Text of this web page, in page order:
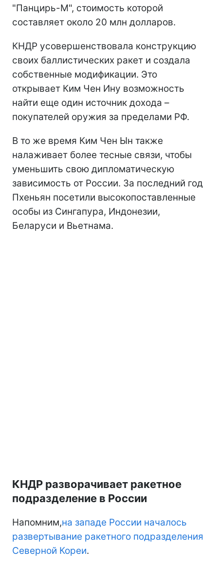
"Панцирь-М", стоимость которой
составляет около 20 млн долларов.
КНДР усовершенствовала конструкцию
своих баллистических ракет и создала
собственные модификации. Это
открывает Ким Чен Ину возможность
найти еще один источник дохода –
покупателей оружия за пределами РФ.
В то же время Ким Чен Ын также
налаживает более тесные связи, чтобы
уменьшить свою дипломатическую
зависимость от России. За последний год
Пхеньян посетили высокопоставленные
особы из Сингапура, Индонезии,
Беларуси и Вьетнама.
КНДР разворачивает ракетное
подразделение в России
Напомним,на западе России началось
развертывание ракетного подразделения
Северной Кореи.